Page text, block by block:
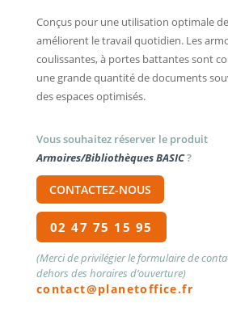
Conçus pour une utilisation optimale de
améliorent le travail quotidien. Les
coulissantes, à portes battantes sont
une grande quantité de documents
des espaces optimisés.
Vous souhaitez réserver le produit
Armoires/Bibliothèques BASIC?
CONTACTEZ-NOUS
02 47 75 15 95
(Merci de privilégier le formulaire de
dehors des horaires d’ouverture)
contact@planetoffice.fr